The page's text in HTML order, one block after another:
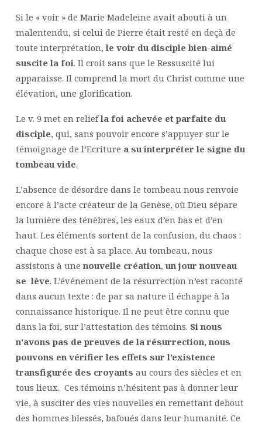
Si le « voir » de Marie Madeleine avait abouti à un
malentendu, si celui de Pierre était resté en deçà de
toute interprétation,le voir du disciple bien-aimé
suscite la foi. Il croit sans que le Ressuscité lui
apparaisse. Il comprend la mort du Christ comme une
élévation, une glorification.
Le v. 9 met en reliefla foi achevée et parfaite du
disciple, qui, sans pouvoir encore s’appuyer sur le
témoignage de l’Ecriture a su interpréter le signe du
tombeau vide.
L’absence de désordre dans le tombeau nous renvoie
encore à l’acte créateur de la Genèse, où Dieu sépare
la lumière des ténèbres, les eaux d’en bas et d’en
haut. Les éléments sortent de la confusion, du chaos :
chaque chose est à sa place. Au tombeau, nous
assistons à une nouvelle création, un jour nouveau
se lève. L’événement de la résurrection n’est raconté
dans aucun texte : de par sa nature il échappe à la
connaissance historique. Il ne peut être connu que
dans la foi, sur l’attestation des témoins. Si nous
n’avons pas de preuves de la résurrection, nous
pouvons en vérifier les effets sur l’existence
transfigurée des croyants au cours des siècles et en
tous lieux. Ces témoins n’hésitent pas à donner leur
vie, à susciter des vies nouvelles en remettant debout
des hommes blessés, bafoués dans leur humanité. Ce